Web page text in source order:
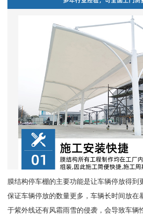
膜结构停车棚的主要功能是让车辆停放得到
保证车辆停放的数量更多，车辆长时间放在
于紫外线还有风霜雨雪的侵袭，会导致车辆